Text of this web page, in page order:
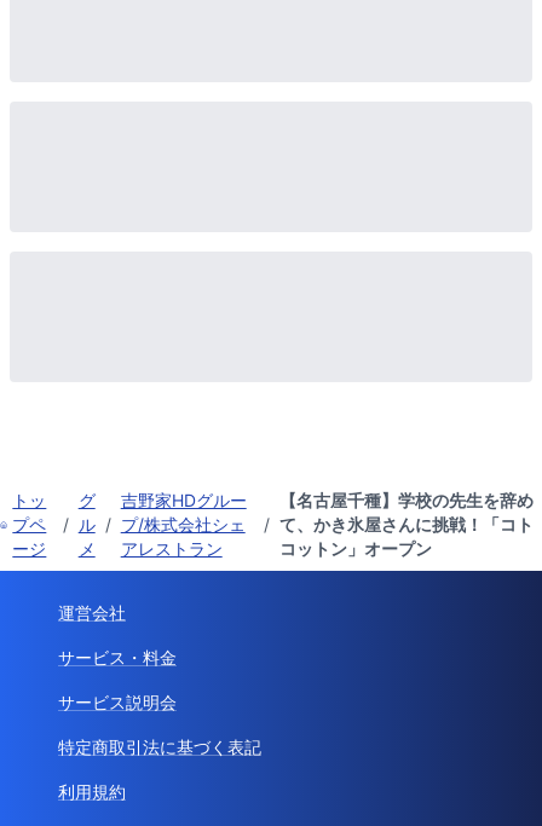
トッ
プペ
ージ
/
グ
ル
メ
/
吉野家HDグルー
プ/株式会社シェ
アレストラン
/
【名古屋千種】学校の先生を辞め
て、かき氷屋さんに挑戦！「コト
コットン」オープン
運営会社
サービス・料金
サービス説明会
特定商取引法に基づく表記
利用規約